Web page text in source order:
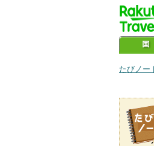
たびノー